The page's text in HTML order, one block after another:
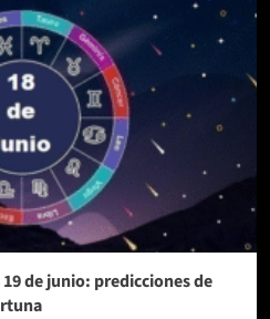
de junio: predicciones de